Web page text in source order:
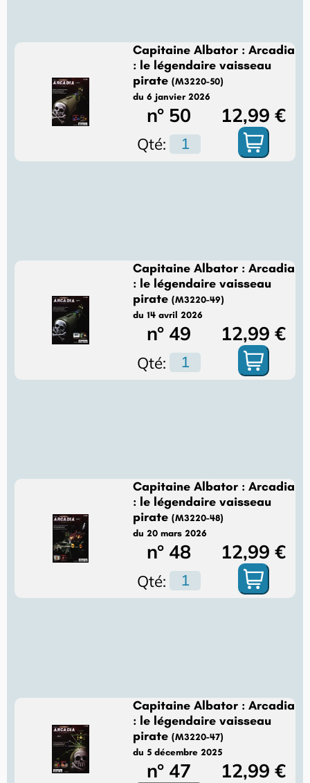
Capitaine Albator : Arcadia
: le légendaire vaisseau
pirate(M3220-50)
du 6 janvier 2026
n° 50 12,99 €
Qté:
Capitaine Albator : Arcadia
: le légendaire vaisseau
pirate(M3220-49)
du 14 avril 2026
n° 49 12,99 €
Qté:
Capitaine Albator : Arcadia
: le légendaire vaisseau
pirate(M3220-48)
du 20 mars 2026
n° 48 12,99 €
Qté:
Capitaine Albator : Arcadia
: le légendaire vaisseau
pirate(M3220-47)
du 5 décembre 2025
n° 47 12,99 €